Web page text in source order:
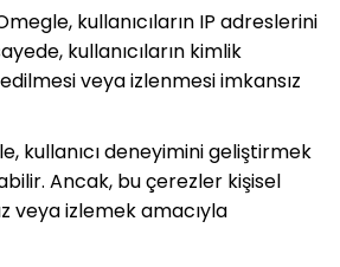
kullanıcıların IP adreslerini
kullanıcıların kimlik
veya izlenmesi imkansız
kullanıcı deneyimini geliştirmek
Ancak, bu çerezler kişisel
veya izlemek amacıyla